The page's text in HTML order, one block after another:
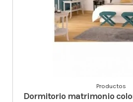
Productos
Dormitorio matrimonio